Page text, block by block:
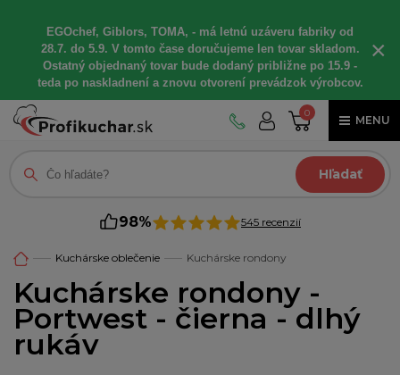
EGOchef, Giblors, TOMA, - má letnú uzáveru fabriky od
28.7. do 5.9. V tomto čase doručujeme len tovar skladom.
Ostatný objednaný tovar bude dodaný približne po 15.9 -
teda po naskladnení a znovu otvorení prevádzok výrobcov.
×
0
MENU
Hľadať
98% 545 recenzií
Kuchárske oblečenie Kuchárske rondony
Kuchárske rondony -
Portwest - čierna - dlhý
rukáv